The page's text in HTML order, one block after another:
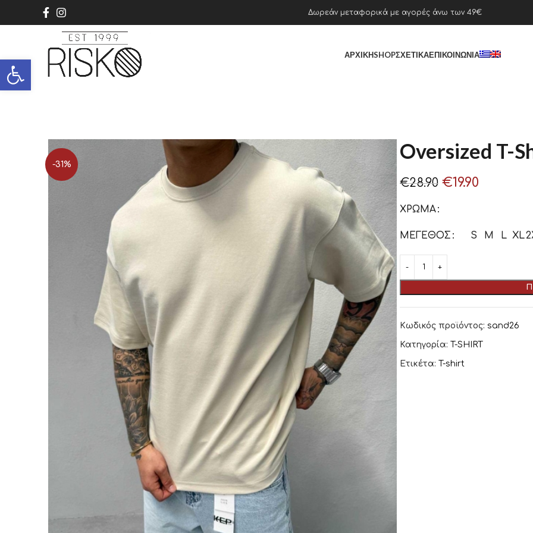
Ανοίξτε τη γραμμή εργαλείων
Δωρεάν μεταφορικά με αγορές άνω των 49€
ΑΡΧΙΚΉSHOPΣΧΕΤΙΚΆΕΠΙΚΟΙΝΩΝΊΑ
-31%
Oversized T-
€28.90 €19.90
ΧΡΏΜΑ
ΜΈΓΕΘΟΣ S M L XL
Κωδικός προϊόντος: sand26
Κατηγορία: T-SHIRT
Ετικέτα: T-shirt